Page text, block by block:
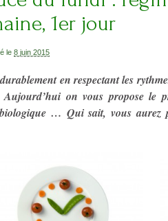
1er jour
le 8 juin 2015
en respectant les
on vous propose le
… Qui sait, vous aurez